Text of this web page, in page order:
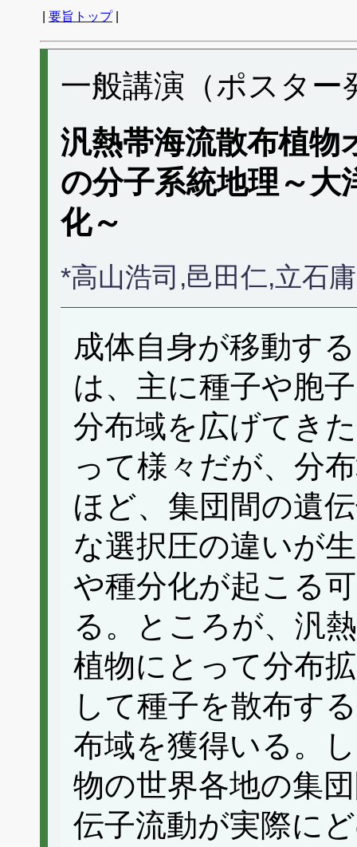
要旨トップ|
一般講演（ポスター
汎熱帯海流散布植物
の分子系統地理～大
化～
*高山浩司,邑田仁,立石
成体自身が移動す
は、主に種子や胞
分布域を広げてき
って様々だが、分
ほど、集団間の遺
な選択圧の違いが
や種分化が起こる
る。ところが、汎
植物にとって分布
して種子を散布す
布域を獲得いる。
物の世界各地の集
伝子流動が実際に